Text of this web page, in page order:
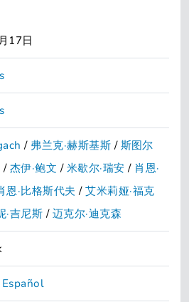
17日
/ 弗兰克·赫斯基斯 /斯图尔
/杰伊·鲍文 /米歇尔·瑞安 / 肖恩·
恩·比格斯代夫 /艾米莉娅·福克
·吉尼斯 /迈克尔·迪克森
Español